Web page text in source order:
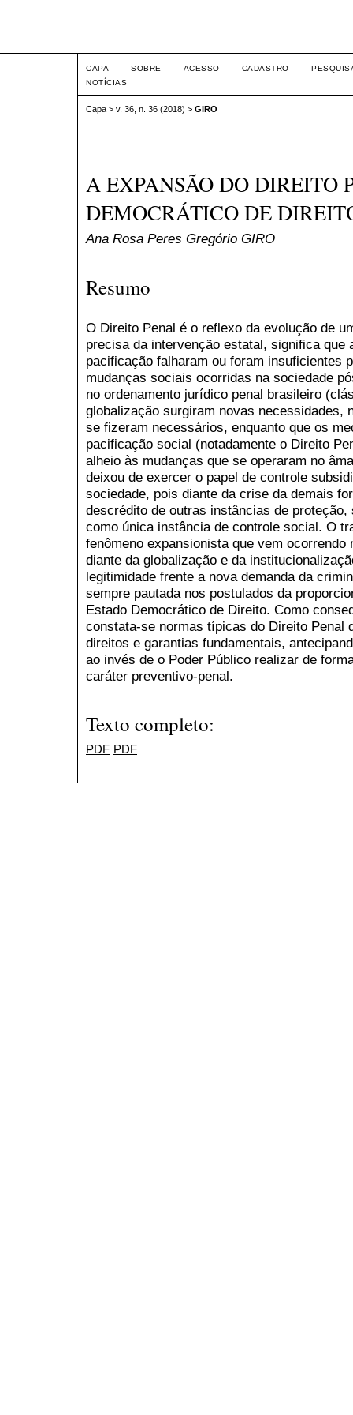
CAPA SOBRE ACESSO CADASTRO
NOTÍCIAS
Capa > v. 36, n. 36 (2018) > GIRO
A EXPANSÃO DO DIREITO
DEMOCRÁTICO DE
Ana Rosa Peres Gregório GIRO
Resumo
O Direito Penal é o reflexo da evolução de
precisa da intervenção estatal, significa que
pacificação falharam ou foram insuficientes
mudanças sociais ocorridas na sociedade
no ordenamento jurídico penal brasileiro
globalização surgiram novas necessidades,
se fizeram necessários, enquanto que os
pacificação social (notadamente o Direito
alheio às mudanças que se operaram no
deixou de exercer o papel de controle
sociedade, pois diante da crise da demais
descrédito de outras instâncias de
como única instância de controle social. O
fenômeno expansionista que vem
diante da globalização e da
legitimidade frente a nova demanda da
sempre pautada nos postulados da
Estado Democrático de Direito. Como
constata-se normas típicas do Direito Penal
direitos e garantias fundamentais,
ao invés de o Poder Público realizar de
caráter preventivo-penal.
Texto completo:
PDF PDF